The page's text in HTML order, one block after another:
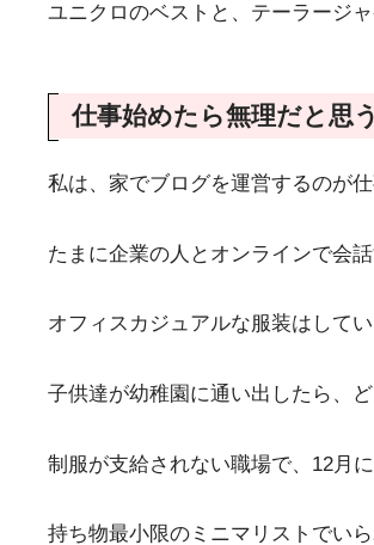
ユニクロのベストと、テーラージ
仕事始めたら無理だと思う
私は、家でブログを運営するのが仕
たまに企業の人とオンラインで会
オフィスカジュアルな服装はしてい
子供達が幼稚園に通い出したら、
制服が支給されない職場で、12月
持ち物最小限のミニマリストでい